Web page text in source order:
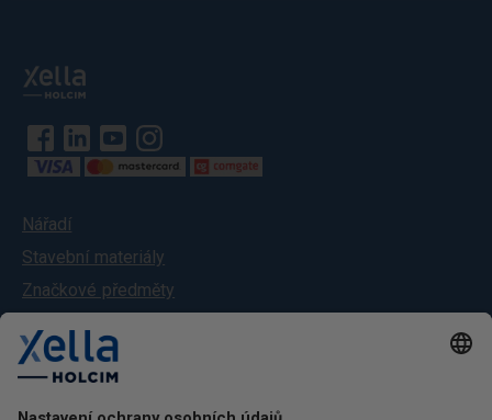
Nářadí
Stavební materiály
Značkové předměty
O nás